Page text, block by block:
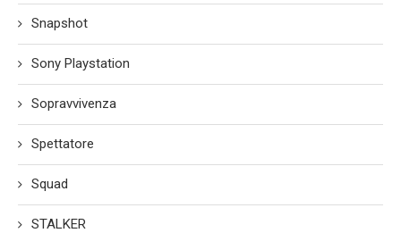
Snapshot
Sony Playstation
Sopravvivenza
Spettatore
Squad
STALKER